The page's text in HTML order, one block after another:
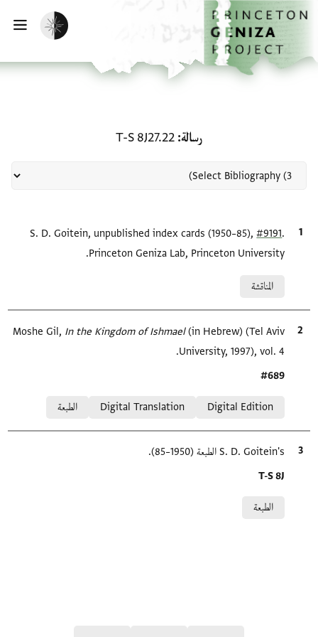
إلى المحتوى الرئيسي
الرئيسية
تفعيل الوضع المظلم
رسالة T-S 8J27.22
الاقتباس المرجعيS. D. Goitein, unpublished index cards (1950–85),#9191
Princeton Geniza Lab, Princeton University.
المناقشة
الاقتباس المرجعي Moshe Gil,In the Kingdom of Ishmael‎(in Hebrew) (Tel Aviv
University, 1997), vol. 4.
Location in source
#689
Digital Edition
Digital Translation الطبعة
الاقتباس المرجعي
S. D. Goitein's الطبعة (1950–85).
Location in source
T-S 8J
الطبعة